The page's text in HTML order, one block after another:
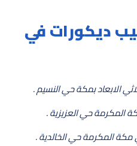
ديكورات في
الابعاد بمكة حي النسيم .
المكرمة حي العزيزية .
مكة المكرمة حي الخالدية .